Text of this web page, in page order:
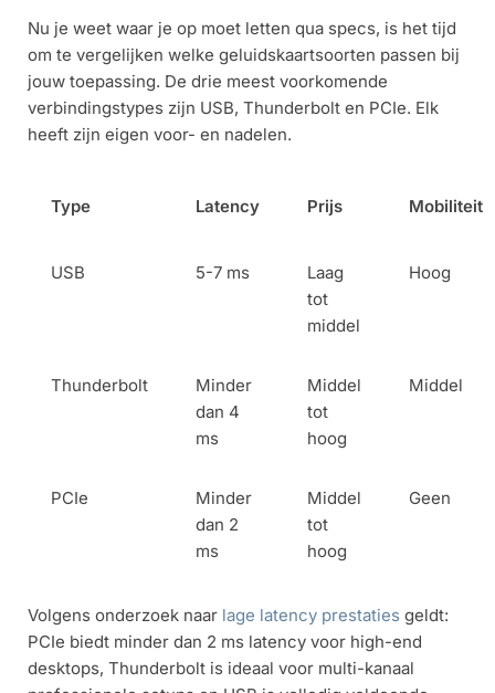
Nu je weet waar je op moet letten qua specs, is het tijd
om te vergelijken welke geluidskaartsoorten passen bij
jouw toepassing. De drie meest voorkomende
verbindingstypes zijn USB, Thunderbolt en PCIe. Elk
heeft zijn eigen voor- en nadelen.
Type Latency Prijs Mobiliteit
USB 5-7 ms
Laag
tot
middel
Hoog
Thunderbolt
Minder
dan 4
ms
Middel
tot
hoog
Middel
PCIe
Minder
dan 2
ms
Middel
tot
hoog
Geen
Volgens onderzoek naar lage latency prestaties geldt:
PCIe biedt minder dan 2 ms latency voor high-end
desktops, Thunderbolt is ideaal voor multi-kanaal